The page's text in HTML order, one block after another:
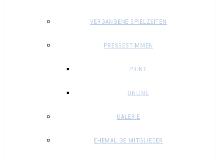
VERGANGENE SPIELZEITEN
PRESSESTIMMEN
PRINT
ONLINE
GALERIE
EHEMALIGE MITGLIEDER